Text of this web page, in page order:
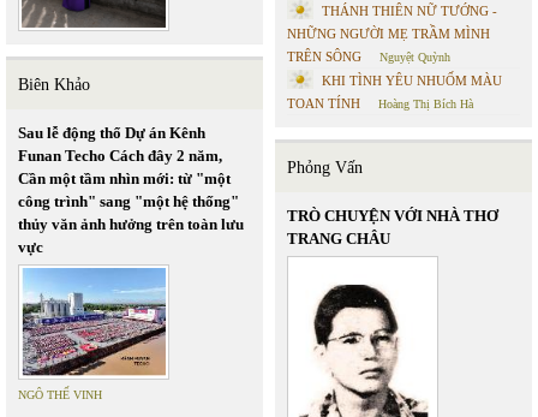
Biên Khảo
Sau lễ động thổ Dự án Kênh
Funan Techo Cách đây 2 năm,
Cần một tầm nhìn mới: từ "một
công trình" sang "một hệ thống"
thủy văn ảnh hưởng trên toàn lưu
vực
NGÔ THẾ VINH
THÁNH THIÊN NỮ TƯỚNG -
NHỮNG NGƯỜI MẸ TRẦM MÌNH
TRÊN SÔNG
Nguyệt Quỳnh
KHI TÌNH YÊU NHUỐM MÀU
TOAN TÍNH
Hoàng Thị Bích Hà
Phỏng Vấn
TRÒ CHUYỆN VỚI NHÀ THƠ
TRANG CHÂU